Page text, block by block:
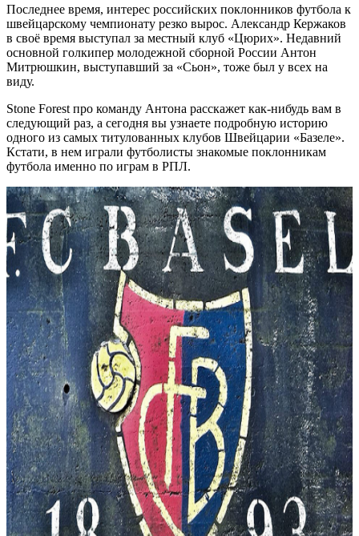
Последнее время, интерес российских поклонников футбола к
швейцарскому чемпионату резко вырос. Александр Кержаков
в своё время выступал за местный клуб «Цюрих». Недавний
основной голкипер молодежной сборной России Антон
Митрюшкин, выступавший за «Сьон», тоже был у всех на
виду.
Stone Forest про команду Антона расскажет как-нибудь вам в
следующий раз, а сегодня вы узнаете подробную историю
одного из самых титулованных клубов Швейцарии «Базеле».
Кстати, в нем играли футболисты знакомые поклонникам
футбола именно по играм в РПЛ.